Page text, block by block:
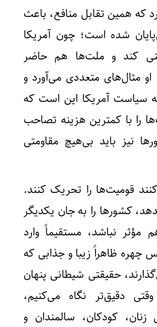
که همین تقابل منافع، باعث
شده است؛ چون آمریکا
کند و ملت‌ها هم حاضر
مثال‌های متعددی می‌آورد و
سیاست آمریکا این است که
را با کمترین هزینه تصاحب
نیز باید بی‌هیچ مقاومتی
قومیت‌ها را تحریک کنند.
کشورها را به جان یکدیگر
مؤثر نباشد، مستقیماً وارد
چهره ظاهراً زیبا و جذابی که
حقیقتی شیطانی پنهان
دقیق‌تر نگاه می‌کنیم،
زنان، کودکان، سالمندان و